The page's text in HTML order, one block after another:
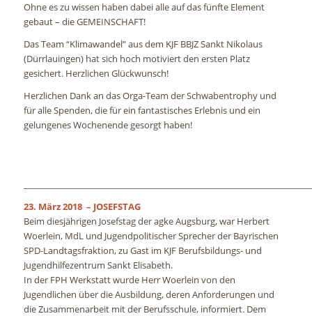
Ohne es zu wissen haben dabei alle auf das fünfte Element
gebaut – die GEMEINSCHAFT!
Das Team “Klimawandel” aus dem KJF BBJZ Sankt Nikolaus
(Dürrlauingen) hat sich hoch motiviert den ersten Platz
gesichert. Herzlichen Glückwunsch!
Herzlichen Dank an das Orga-Team der Schwabentrophy und
für alle Spenden, die für ein fantastisches Erlebnis und ein
gelungenes Wochenende gesorgt haben!
23. März 2018 – JOSEFSTAG
Beim diesjährigen Josefstag der agke Augsburg, war Herbert
Woerlein, MdL und Jugendpolitischer Sprecher der Bayrischen
SPD-Landtagsfraktion, zu Gast im KJF Berufsbildungs- und
Jugendhilfezentrum Sankt Elisabeth.
In der FPH Werkstatt wurde Herr Woerlein von den
Jugendlichen über die Ausbildung, deren Anforderungen und
die Zusammenarbeit mit der Berufsschule, informiert. Dem